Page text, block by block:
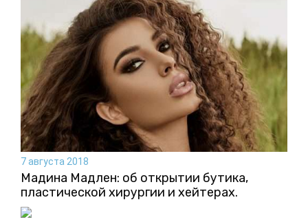
7 августа 2018
Мадина Мадлен: об открытии бутика,
пластической хирургии и хейтерах.